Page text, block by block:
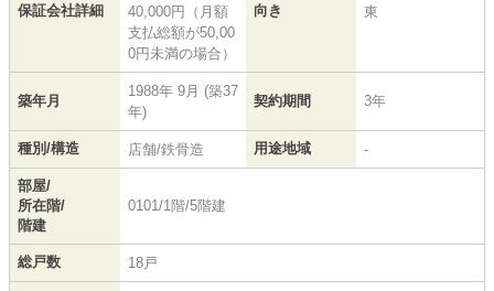
保証会社詳細
40,000円（月額
支払総額が50,00
0円未満の場合）
向き 東
築年月
1988年 9月 (築37
年)
契約期間 3年
種別/構造 店舗/鉄骨造 用途地域 -
部屋/
所在階/
階建
0101/1階/5階建
総戸数 18戸